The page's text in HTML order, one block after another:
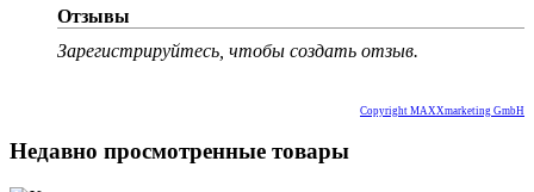
Отзывы
Зарегистрируйтесь, чтобы создать отзыв.
Copyright MAXXmarketing GmbH
Недавно просмотренные товары